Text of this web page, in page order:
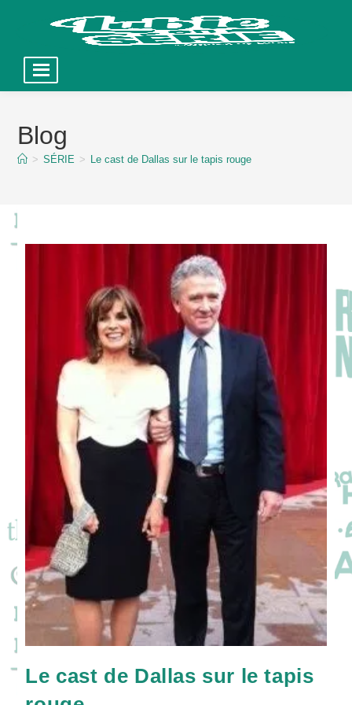
contentBlog
> SÉRIE > Le cast de Dallas sur le tapis rouge
Le cast de Dallas sur le tapis